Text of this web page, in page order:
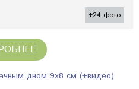
+24 фото
дном 9х8 см (+видео)